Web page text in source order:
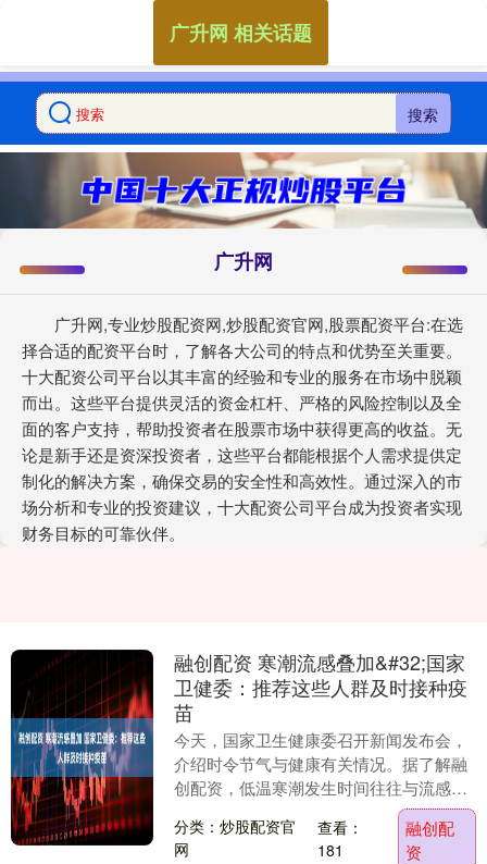
搜索
广升网
广升网,专业炒股配资网,炒股配资官网,股票配资平台:在选
择合适的配资平台时，了解各大公司的特点和优势至关重要。
十大配资公司平台以其丰富的经验和专业的服务在市场中脱颖
而出。这些平台提供灵活的资金杠杆、严格的风险控制以及全
面的客户支持，帮助投资者在股票市场中获得更高的收益。无
论是新手还是资深投资者，这些平台都能根据个人需求提供定
制化的解决方案，确保交易的安全性和高效性。通过深入的市
场分析和专业的投资建议，十大配资公司平台成为投资者实现
财务目标的可靠伙伴。
广升网 相关话题
融创配资 寒潮流感叠加&#32;国家
卫健委：推荐这些人群及时接种疫
苗
今天，国家卫生健康委召开新闻发布会，
介绍时令节气与健康有关情况。据了解融
创配资，低温寒潮发生时间往往与流感等
呼吸道传染病流行季节重叠。专家建议公
众从以下方面加强....
分类：炒股配资官
网
查看：
181
融创配
资